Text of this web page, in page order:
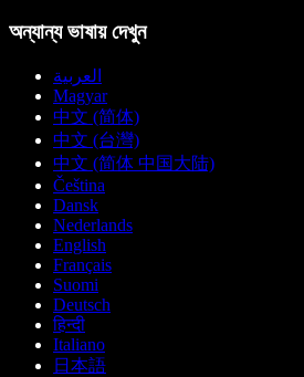
অন্যান্য ভাষায় দেখুন
العربية
Magyar
中文 (简体)
中文 (台灣)
中文 (简体 中国大陆)
Čeština
Dansk
Nederlands
English
Français
Suomi
Deutsch
हिन्दी
Italiano
日本語